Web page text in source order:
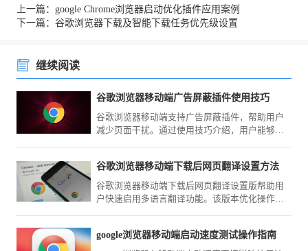
上一篇：google Chrome浏览器启动优化插件应用案例
下一篇：谷歌浏览器下载及智能下载任务优先级设置
继续阅读
谷歌浏览器移动端广告屏蔽插件使用技巧
谷歌浏览器移动端支持广告屏蔽插件，帮助用户
减少页面干扰。通过使用技巧介绍，用户能够学
谷歌浏览器移动端下载后网页翻译设置方法
谷歌浏览器移动端下载后网页翻译设置版帮助用
户快速启用多语言翻译功能。该版本优化操作流
google浏览器移动端启动速度测试操作指南